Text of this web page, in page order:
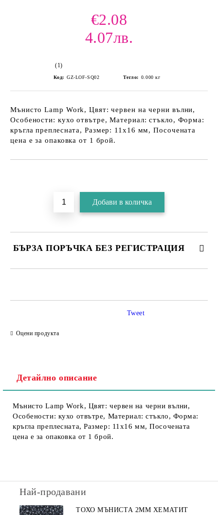
€2.08
4.07лв.
(1)
Код: GZ-LOF-SQ02 Тегло: 0.000 кг
Мънисто Lamp Work, Цвят: червен на черни вълни,
Особености: кухо отвътре, Материал: стъкло, Форма:
кръгла преплесната, Размер: 11х16 мм, Посочената
цена е за опаковка от 1 брой.
БЪРЗА ПОРЪЧКА БЕЗ РЕГИСТРАЦИЯ
Оцени продукта
Tweet
Детайлно описание
Мънисто Lamp Work, Цвят: червен на черни вълни,
Особености: кухо отвътре, Материал: стъкло, Форма:
кръгла преплесната, Размер: 11х16 мм, Посочената
цена е за опаковка от 1 брой.
Най-продавани
ТОХО МЪНИСТА 2ММ ХЕМАТИТ